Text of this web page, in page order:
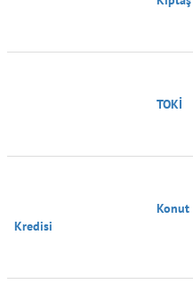
Kredisi